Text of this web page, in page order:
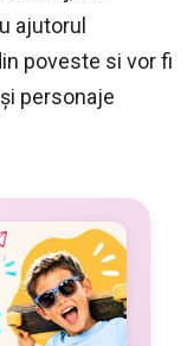
ajutorul
poveste si vor fi
personaje